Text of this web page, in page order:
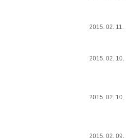
2015. 02. 11.
2015. 02. 10.
2015. 02. 10.
2015. 02. 09.